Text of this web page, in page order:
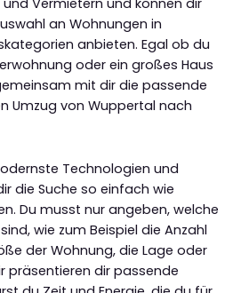
an Wohnungen in
anbieten. Egal ob du
oder ein großes Haus
mit dir die passende
Umzug von Wuppertal nach
Technologien und
die Suche so einfach wie
Du musst nur angeben, welche
wie zum Beispiel die Anzahl
der Wohnung, die Lage oder
präsentieren dir passende